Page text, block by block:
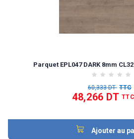
Parquet EPL047 DARK 8mm CL32
60,333 DT TTC
48,266 DT TTC
Ajouter au